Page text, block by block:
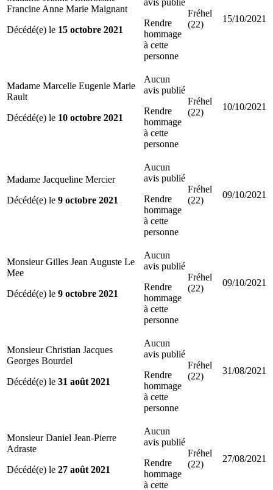
Francine Anne Marie Maignant
Décédé(e) le 15 octobre 2021
Rendre
hommage
à cette
personne
Fréhel
(22)
15/10/2021
Madame Marcelle Eugenie Marie
Rault
Décédé(e) le 10 octobre 2021
Aucun
avis publié
Rendre
hommage
à cette
personne
Fréhel
(22)
10/10/2021
Madame Jacqueline Mercier
Décédé(e) le 9 octobre 2021
Aucun
avis publié
Rendre
hommage
à cette
personne
Fréhel
(22)
09/10/2021
Monsieur Gilles Jean Auguste Le
Mee
Décédé(e) le 9 octobre 2021
Aucun
avis publié
Rendre
hommage
à cette
personne
Fréhel
(22)
09/10/2021
Monsieur Christian Jacques
Georges Bourdel
Décédé(e) le 31 août 2021
Aucun
avis publié
Rendre
hommage
à cette
personne
Fréhel
(22)
31/08/2021
Monsieur Daniel Jean-Pierre
Adraste
Décédé(e) le 27 août 2021
Aucun
avis publié
Rendre
hommage
à cette
Fréhel
(22)
27/08/2021